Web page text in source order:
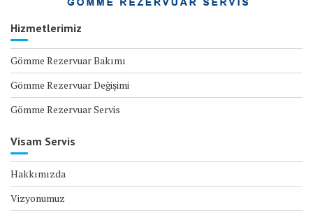
Hizmetlerimiz
Gömme Rezervuar Bakımı
Gömme Rezervuar Değişimi
Gömme Rezervuar Servis
Visam Servis
Hakkımızda
Vizyonumuz